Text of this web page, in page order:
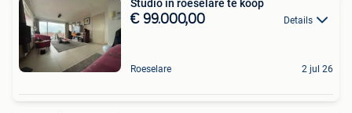
Studio in roeselare te koop
€ 99.000,00 Details
Roeselare 2 jul 26